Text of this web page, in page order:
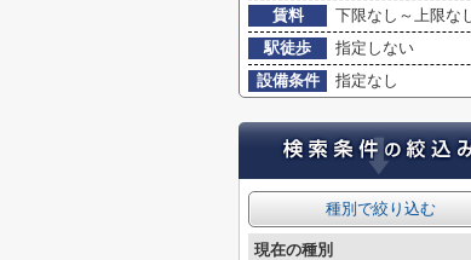
賃料
下限なし～上限な
駅徒歩
指定しない
設備条件
指定なし
種別で絞り込む
現在の種別